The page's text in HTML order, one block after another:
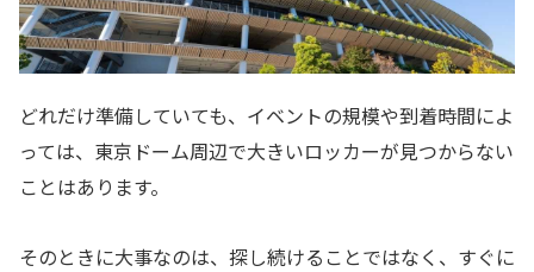
どれだけ準備していても、イベントの規模や到着時間によ
っては、東京ドーム周辺で大きいロッカーが見つからない
ことはあります。
そのときに大事なのは、探し続けることではなく、すぐに